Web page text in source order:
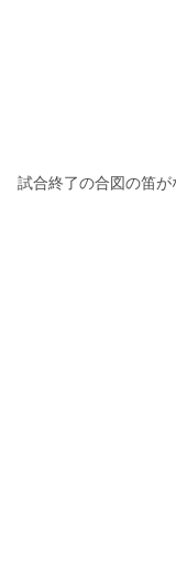
試合終了の合図の笛が